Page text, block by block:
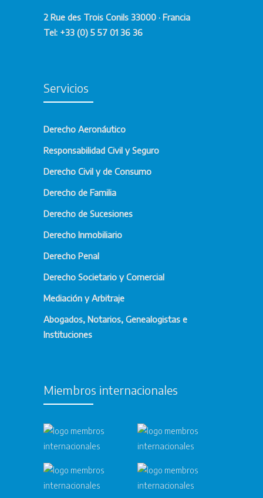
2 Rue des Trois Conils 33000 · Francia
Tel: +33 (0) 5 57 01 36 36
Servicios
Derecho Aeronáutico
Responsabilidad Civil y Seguro
Derecho Civil y de Consumo
Derecho de Familia
Derecho de Sucesiones
Derecho Inmobiliario
Derecho Penal
Derecho Societario y Comercial
Mediación y Arbitraje
Abogados, Notarios, Genealogistas e
Instituciones
Miembros internacionales